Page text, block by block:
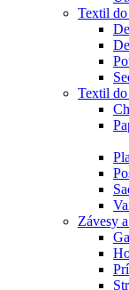
Textil
Textil do
Závesy